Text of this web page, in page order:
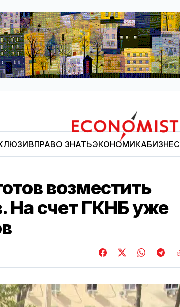
Economist.kg
ПРАВО ЗНАТЬЭКОНОМИКАБИЗНЕС
возместить
счет ГКНБ уже